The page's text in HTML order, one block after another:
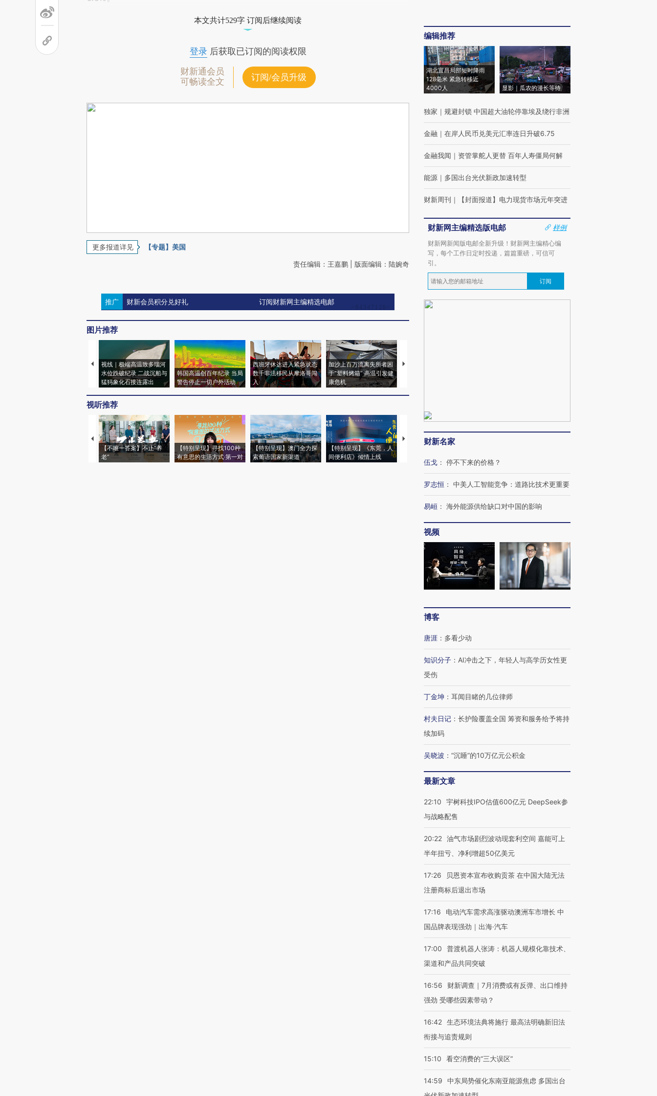
本文共计529字 订阅后继续阅读
登录后获取已订阅的阅读权限
财新通会员
可畅读全文
订阅/会员升级
更多报道详见 【专题】美国
责任编辑：王嘉鹏 | 版面编辑：陆婉奇
推广 财新会员积分兑好礼 订阅财新网主编精选电邮
评论区0
登录后发表评论得积分
本篇文章暂无评论
图片推荐
视线｜HYROX的吸金
术：是什么让中产们甘
马航飞行员跨国走私7万
粒摇头丸 尿检体内含3种
视线｜被称为“蟑螂”的印
【推广】走进第四届链博
会，让数智科技“链”接产
【特别呈现】寻找100种
有意思的生活方式·第三对
【商旅对话】华住集团
CFO：不靠规模取胜，华
住三大增长引擎是什么？
编辑推荐
湖北宜昌局部短时降雨
128毫米 紧急转移近
4000人
显影｜瓜农的漫长等待
独家 ｜ 规避封锁 中国超大油轮停靠埃及绕行非洲
金融 ｜ 在岸人民币兑美元汇率连日升破6.75
金融我闻 ｜ 资管掌舵人更替 百年人寿僵局何解
能源 ｜ 多国出台光伏新政加速转型
财新周刊 ｜ 【封面报道】电力现货市场元年突进
财新网主编精选版电邮
样例
财新网新闻版电邮全新升级！财新网主编精心编
写，每个工作日定时投递，篇篇重磅，可信可
引。
订阅
财新名家
伍戈 ： 停不下来的价格？
罗志恒 ： 中美人工智能竞争：道路比技术更重要
易峘 ： 海外能源供给缺口对中国的影响
视频
博客
唐涯 ： 多看少动
知识分子 ： AI冲击之下，年轻人与高学历女性更
受伤
丁金坤 ： 耳闻目睹的几位律师
村夫日记 ： 长护险覆盖全国 筹资和服务给予将持
续加码
吴晓波 ： “沉睡”的10万亿元公积金
最新文章
22:10
宇树科技IPO估值600亿元 DeepSeek参
与战略配售
20:22 油气市场剧烈波动现套利空间 嘉能可上
半年扭亏、净利增超50亿美元
17:26
贝恩资本宣布收购贡茶 在中国大陆无法
注册商标后退出市场
17:16
电动汽车需求高涨驱动澳洲车市增长 中
国品牌表现强劲｜出海·汽车
17:00
普渡机器人张涛：机器人规模化靠技术、
渠道和产品共同突破
16:56
财新调查｜7月消费或有反弹、出口维持
强劲 受哪些因素带动？
16:42 生态环境法典将施行 最高法明确新旧法
衔接与追责规则
15:10 看空消费的“三大误区”
14:59
中东局势催化东南亚能源焦虑 多国出台